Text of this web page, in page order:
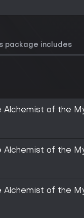
package includes
Alchemist of the
Alchemist of the
Alchemist of the